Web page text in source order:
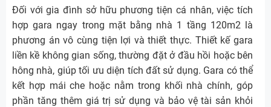
Đối với gia đình sở hữu phương tiện cá nhân, việc tích
hợp gara ngay trong mặt bằng nhà 1 tầng 120m2 là
phương án vô cùng tiện lợi và thiết thực. Thiết kế gara
liền kề không gian sống, thường đặt ở đầu hồi hoặc bên
hông nhà, giúp tối ưu diện tích đất sử dụng. Gara có thể
kết hợp mái che hoặc nằm trong khối nhà chính, góp
phần tăng thêm giá trị sử dụng và bảo vệ tài sản khỏi